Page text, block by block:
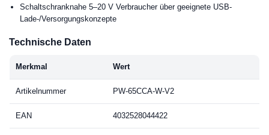
Schaltschranknahe 5–20 V Verbraucher über geeignete USB-
Lade-/Versorgungskonzepte
Technische Daten
Merkmal Wert
Artikelnummer PW-65CCA-W-V2
EAN 4032528044422